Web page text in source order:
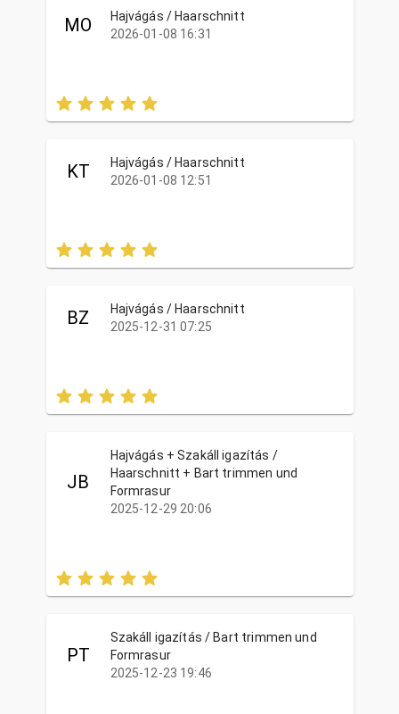
MO
Hajvágás / Haarschnitt
2026-01-08 16:31
KT
Hajvágás / Haarschnitt
2026-01-08 12:51
BZ
Hajvágás / Haarschnitt
2025-12-31 07:25
JB
Hajvágás + Szakáll igazítás /
Haarschnitt + Bart trimmen und
Formrasur
2025-12-29 20:06
PT
Szakáll igazítás / Bart trimmen und
Formrasur
2025-12-23 19:46